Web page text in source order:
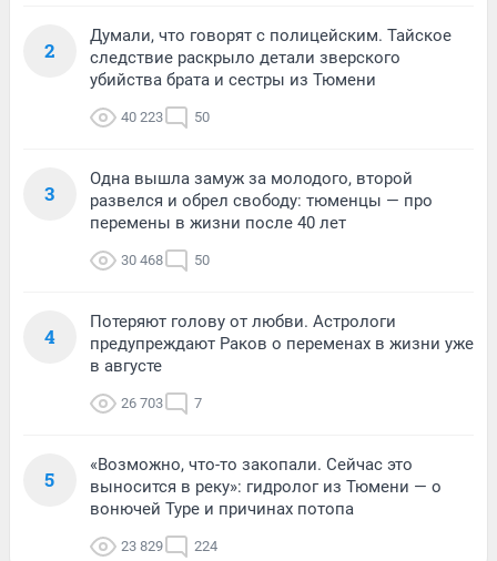
2
Думали, что говорят с полицейским. Тайское
следствие раскрыло детали зверского
убийства брата и сестры из Тюмени
40 223 50
3
Одна вышла замуж за молодого, второй
развелся и обрел свободу: тюменцы — про
перемены в жизни после 40 лет
30 468 50
4
Потеряют голову от любви. Астрологи
предупреждают Раков о переменах в жизни уже
в августе
26 703 7
5
«Возможно, что-то закопали. Сейчас это
выносится в реку»: гидролог из Тюмени — о
вонючей Туре и причинах потопа
23 829 224